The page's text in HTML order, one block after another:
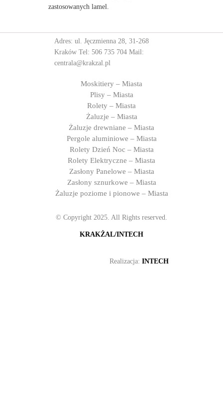
zastosowanych lamel.
Adres: ul. Jęczmienna 28, 31-268
Kraków Tel: 506 735 704 Mail:
centrala@krakzal.pl
Moskitiery – Miasta
Plisy – Miasta
Rolety – Miasta
Żaluzje – Miasta
Żaluzje drewniane – Miasta
Pergole aluminiowe – Miasta
Rolety Dzień Noc – Miasta
Rolety Elektryczne – Miasta
Zasłony Panelowe – Miasta
Zasłony sznurkowe – Miasta
Żaluzje poziome i pionowe – Miasta
© Copyright 2025. All Rights reserved.
KRAKŻAL/INTECH
Realizacja: INTECH